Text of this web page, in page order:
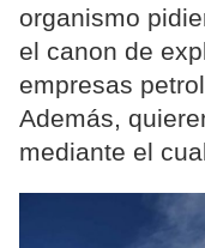
organismo
el canon de
empresas
Además,
mediante el